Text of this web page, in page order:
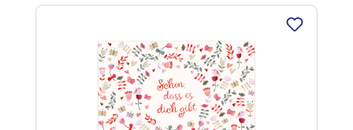
Produktgalerie überspringen